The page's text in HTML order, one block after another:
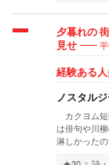
夕暮れの
見せ
経験ある
ノスタル
カクヨム
は俳句や川
淋しかった